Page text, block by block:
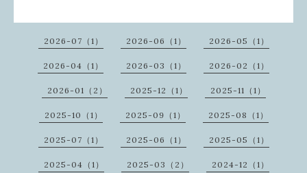
2026-07（1） 2026-06（1） 2026-05（1）
2026-04（1） 2026-03（1） 2026-02（1）
2026-01（2） 2025-12（1） 2025-11（1）
2025-10（1） 2025-09（1） 2025-08（1）
2025-07（1） 2025-06（1） 2025-05（1）
2025-04（1） 2025-03（2） 2024-12（1）